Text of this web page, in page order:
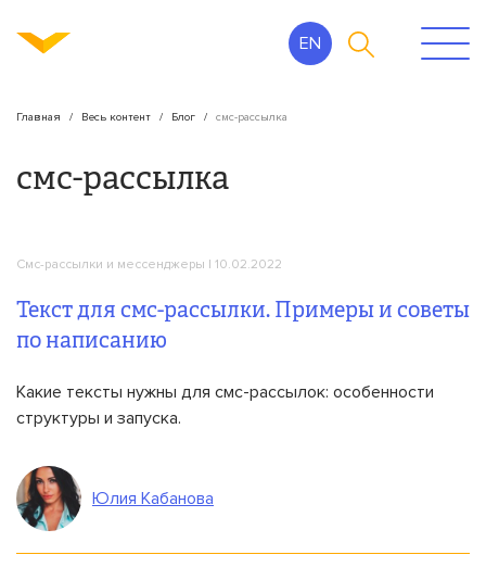
EN
Главная Весь контент Блог смс-рассылка
смс-рассылка
Смс-рассылки и мессенджеры | 10.02.2022
Текст для смс-рассылки. Примеры и советы
по написанию
Какие тексты нужны для смс-рассылок: особенности
структуры и запуска.
Юлия Кабанова